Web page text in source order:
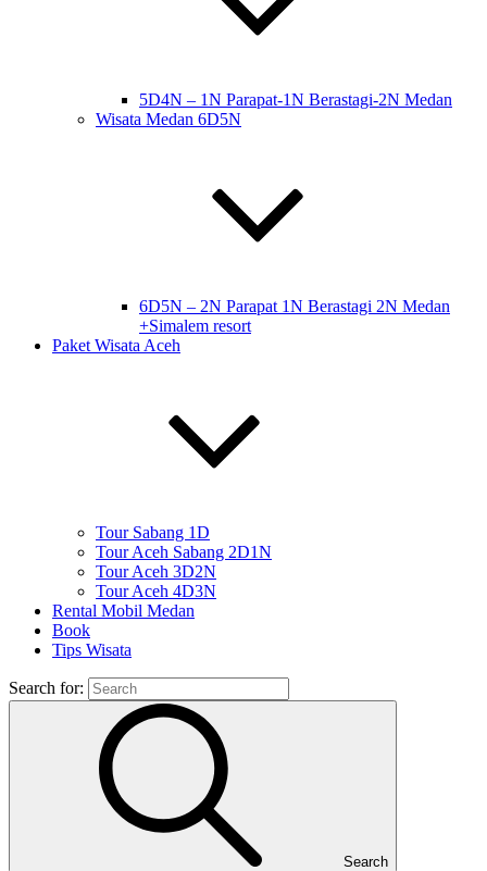
5D4N – 1N Parapat-1N Berastagi-2N Medan
Wisata Medan 6D5N
6D5N – 2N Parapat 1N Berastagi 2N Medan
+Simalem resort
Paket Wisata Aceh
Tour Sabang 1D
Tour Aceh Sabang 2D1N
Tour Aceh 3D2N
Tour Aceh 4D3N
Rental Mobil Medan
Book
Tips Wisata
Search for:
Search